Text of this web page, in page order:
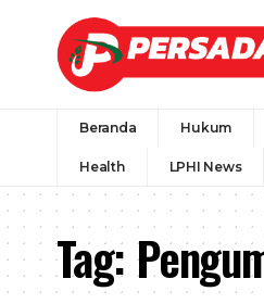
Beranda Hukum
Health LPHI News
Tag: